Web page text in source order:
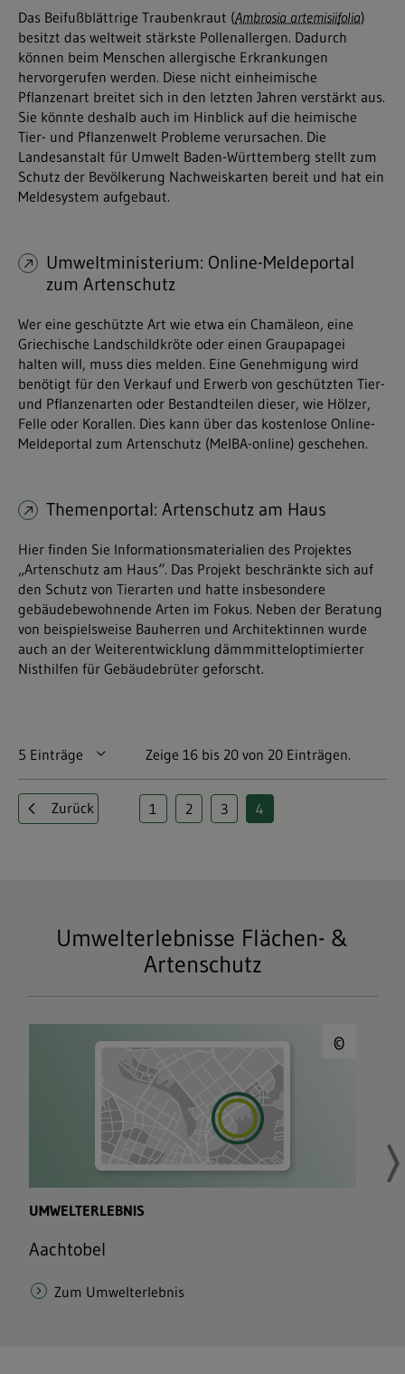
Das Beifußblättrige Traubenkraut (Ambrosia artemisiifolia)
besitzt das weltweit stärkste Pollenallergen. Dadurch
können beim Menschen allergische Erkrankungen
hervorgerufen werden. Diese nicht einheimische
Pflanzenart breitet sich in den letzten Jahren verstärkt aus.
Sie könnte deshalb auch im Hinblick auf die heimische
Tier- und Pflanzenwelt Probleme verursachen. Die
Landesanstalt für Umwelt Baden-Württemberg stellt zum
Schutz der Bevölkerung Nachweiskarten bereit und hat ein
Meldesystem aufgebaut.
Umweltministerium: Online-Meldeportal
zum Artenschutz
Wer eine geschützte Art wie etwa ein Chamäleon, eine
Griechische Landschildkröte oder einen Graupapagei
halten will, muss dies melden. Eine Genehmigung wird
benötigt für den Verkauf und Erwerb von geschützten Tier-
und Pflanzenarten oder Bestandteilen dieser, wie Hölzer,
Felle oder Korallen. Dies kann über das kostenlose Online-
Meldeportal zum Artenschutz (MelBA-online) geschehen.
Themenportal: Artenschutz am Haus
Hier finden Sie Informationsmaterialien des Projektes
„Artenschutz am Haus“. Das Projekt beschränkte sich auf
den Schutz von Tierarten und hatte insbesondere
gebäudebewohnende Arten im Fokus. Neben der Beratung
von beispielsweise Bauherren und Architektinnen wurde
auch an der Weiterentwicklung dämmmitteloptimierter
Nisthilfen für Gebäudebrüter geforscht.
5 Einträge Pro Seite Zeige 16 bis 20 von 20 Einträgen.
Zurück
Seite
1 Seite
2 Seite
3 Seite
4